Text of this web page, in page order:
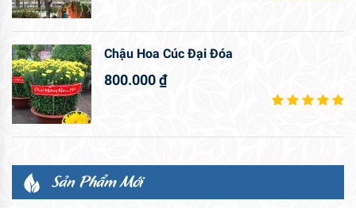
Chậu Hoa Cúc Đại Đóa
800.000₫
Sản Phẩm Mới